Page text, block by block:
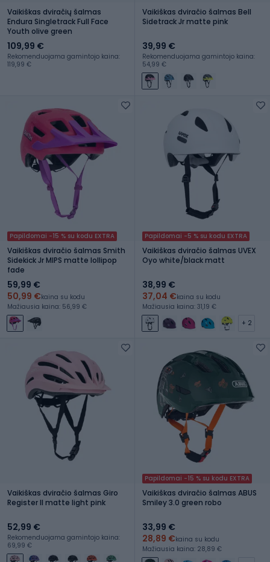
Vaikiškas dviračių šalmas
Endura Singletrack Full Face
Youth olive green
109,99 €
Rekomenduojama gamintojo kaina:
119,99 €
Vaikiškas dviračio šalmas Bell
Sidetrack Jr matte pink
39,99 €
Rekomenduojama gamintojo kaina:
54,99 €
Papildomai -15 % su kodu EXTRA
Vaikiškas dviračio šalmas Smith
Sidekick Jr MIPS matte lollipop
fade
59,99 €
50,99 €kaina su kodu
Mažiausia kaina: 56,99 €
Papildomai -5 % su kodu EXTRA
Vaikiškas dviračio šalmas UVEX
Oyo white/black matt
38,99 €
37,04 €kaina su kodu
Mažiausia kaina: 31,19 €
+ 2
Vaikiškas dviračio šalmas Giro
Register II matte light pink
52,99 €
Rekomenduojama gamintojo kaina:
69,99 €
Papildomai -15 % su kodu EXTRA
Vaikiškas dviračio šalmas ABUS
Smiley 3.0 green robo
33,99 €
28,89 €kaina su kodu
Mažiausia kaina: 28,89 €